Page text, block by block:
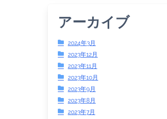
アーカイブ
2024年3月
2023年12月
2023年11月
2023年10月
2023年9月
2023年8月
2023年7月